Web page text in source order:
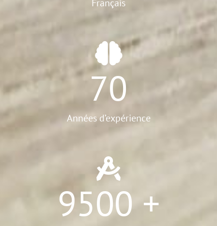
Français
70
Années d’expérience
9500 +